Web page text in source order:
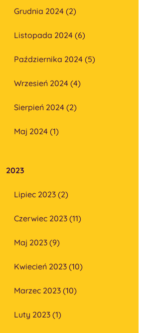
Grudnia 2024 (2)
Listopada 2024 (6)
Października 2024 (5)
Wrzesień 2024 (4)
Sierpień 2024 (2)
Maj 2024 (1)
2023
Lipiec 2023 (2)
Czerwiec 2023 (11)
Maj 2023 (9)
Kwiecień 2023 (10)
Marzec 2023 (10)
Luty 2023 (1)